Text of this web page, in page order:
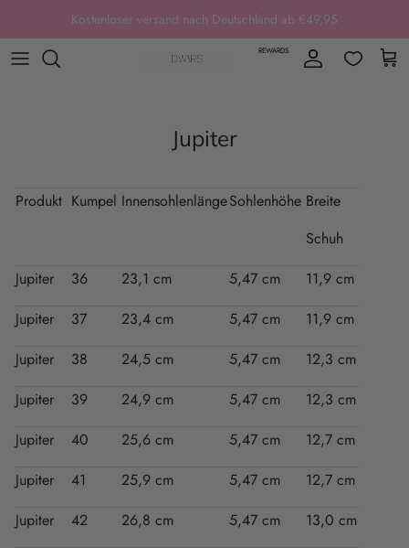
Direkt zum InhaltKostenloser versand nach Deutschland ab €49,95
REWARDS
Konto
Jupiter
Produkt Kumpel InnensohlenlängeSohlenhöhe Breite
Schuh
Jupiter
36 23,1 cm 5,47 cm
11,9 cm
Jupiter
37 23,4 cm 5,47 cm
11,9 cm
Jupiter
38 24,5 cm 5,47 cm
12,3 cm
Jupiter
39 24,9 cm 5,47 cm
12,3 cm
Jupiter
40 25,6 cm 5,47 cm
12,7 cm
Jupiter
41 25,9 cm 5,47 cm
12,7 cm
Jupiter
42 26,8 cm 5,47 cm
13,0 cm